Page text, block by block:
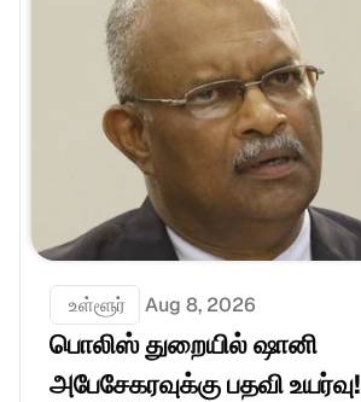
உள்ளூர் Aug 8, 2026
பொலிஸ் துறையில் ஷானி
அபேசேகரவுக்கு பதவி உயர்வு!